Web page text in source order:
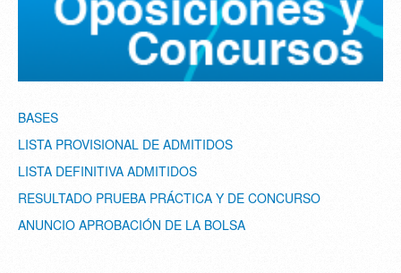
BASES
LISTA PROVISIONAL DE ADMITIDOS
LISTA DEFINITIVA ADMITIDOS
RESULTADO PRUEBA PRÁCTICA Y DE CONCURSO
ANUNCIO APROBACIÓN DE LA BOLSA